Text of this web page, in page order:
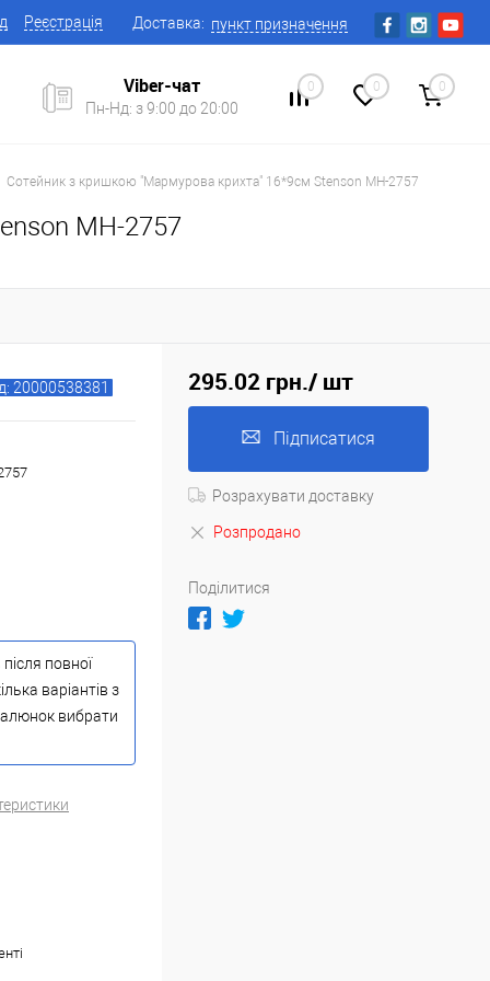
Реєстрація Доставка: пункт призначення
Viber-чат
Пн-Нд: з 9:00 до 20:00
0 0 0
Сотейник з кришкою "Мармурова крихта" 16*9см Stenson MH-2757
MH-2757
20000538381
повної
варіантів з
вибрати
295.02 грн./ шт
Підписатися
Розрахувати доставку
Розпродано
Поділитися